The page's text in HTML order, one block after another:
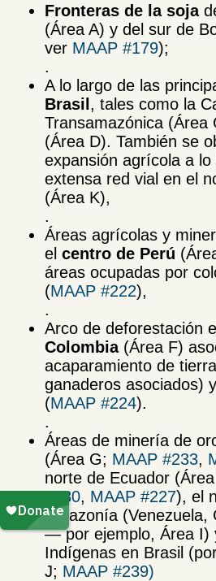
Fronteras de la soja
(Área A) y del sur de
ver MAAP #179);
.
A lo largo de las
Brasil, tales como la
Transamazónica (Área
(Área D). También se
expansión agrícola a
extensa red vial en el
(Área K),
.
Áreas agrícolas y
el centro de Perú
áreas ocupadas por
(MAAP #222),
.
Arco de deforestación
Colombia(Área F)
acaparamiento de
ganaderos asociados)
(MAAP #224).
.
Áreas de minería de
(Área G; MAAP #233,
norte de Ecuador
#230, MAAP #227), el
Amazonía (Venezuela,
— por ejemplo, Área I)
Indígenas en Brasil
J; MAAP #239)